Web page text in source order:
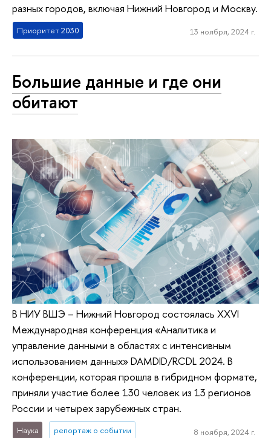
разных городов, включая Нижний Новгород и Москву.
Приоритет 2030 13 ноября, 2024 г.
Большие данные и где они
обитают
В НИУ ВШЭ – Нижний Новгород состоялась XXVI
Международная конференция «Аналитика и
управление данными в областях с интенсивным
использованием данных» DAMDID/RCDL 2024. В
конференции, которая прошла в гибридном формате,
приняли участие более 130 человек из 13 регионов
России и четырех зарубежных стран.
Наука репортаж о событии 8 ноября, 2024 г.